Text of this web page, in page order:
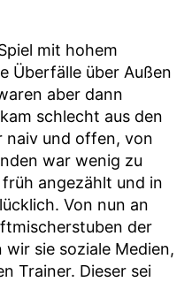
mit hohem
Überfälle über Außen
aber dann
schlecht aus den
naiv und offen, von
war wenig zu
angezählt und in
Von nun an
der
wir sie soziale Medien,
Trainer. Dieser sei